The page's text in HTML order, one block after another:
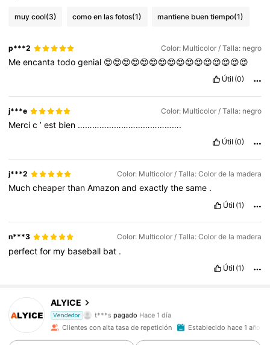
muy cool(3) como en las fotos(1) mantiene buen tiempo(1)
p***2 Color: Multicolor / Talla: negro
Meencantatodogenial 😍😍😍😍😍😍😍😍😍😍😍😍😍😍😍😍
Útil (0)
j***e Color: Multicolor / Talla: negro
Mercic’est bien …………………………………….
Útil (0)
j***2 Color: Multicolor / Talla: Color de la madera
MuchcheaperthanAmazonandexactlythesame .
Útil (1)
n***3 Color: Multicolor / Talla: Color de la madera
perfectfor my baseball bat .
Útil (1)
ALYICE
Vendedor
c***5 seguido hace Hace 1 día
4,83
2K Seguidores
Clientes con alta tasa de repetición Establecido hace 1 año